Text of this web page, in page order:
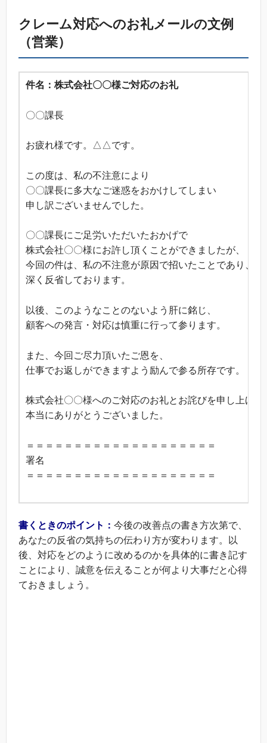
クレーム対応へのお礼メールの文例
（営業）
件名：株式会社〇〇様ご対応のお礼
〇〇課長
お疲れ様です。△△です。
この度は、私の不注意により
〇〇課長に多大なご迷惑をおかけしてしまい
申し訳ございませんでした。
〇〇課長にご足労いただいたおかげで
株式会社〇〇様にお許し頂くことができましたが、
今回の件は、私の不注意が原因で招いたことであり、
深く反省しております。
以後、このようなことのないよう肝に銘じ、
顧客への発言・対応は慎重に行って参ります。
また、今回ご尽力頂いたご恩を、
仕事でお返しができますよう励んで参る所存です。
株式会社〇〇様へのご対応のお礼とお詫びを申し上げま
本当にありがとうございました。
＝＝＝＝＝＝＝＝＝＝＝＝＝＝＝＝＝＝＝＝
署名
＝＝＝＝＝＝＝＝＝＝＝＝＝＝＝＝＝＝＝＝
書くときのポイント： 今後の改善点の書き方次第で、
あなたの反省の気持ちの伝わり方が変わります。以
後、対応をどのように改めるのかを具体的に書き記す
ことにより、誠意を伝えることが何より大事だと心得
ておきましょう。